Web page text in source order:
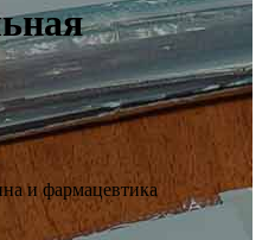
и фармацевтика